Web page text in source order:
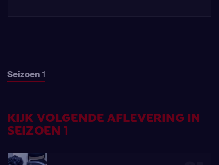
Seizoen 1
KIJK VOLGENDE AFLEVERING IN
SEIZOEN 1